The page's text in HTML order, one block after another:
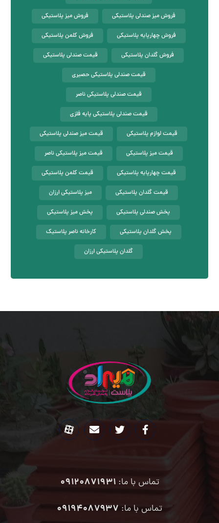
فروش میز صندلی پلاستیکی فروش میز پلاستیکی
فروش چهارپایه پلاستیکی فروش کلمن پلاستیکی
فروش گلدان پلاستیکی قیمت صندلی پلاستیکی
قیمت صندلی پلاستیکی حصیری
قیمت صندلی پلاستیکی ناصر
قیمت صندلی پلاستیکی پایه فلزی
قیمت لوازم پلاستیکی قیمت میز صندلی پلاستیکی
قیمت میز پلاستیکی قیمت میز پلاستیکی ناصر
قیمت چهارپایه پلاستیکی قیمت کلمن پلاستیکی
قیمت گلدان پلاستیکی میز پلاستیکی ارزان
پخش صندلی پلاستیکی پخش میز پلاستیکی
پخش گلدان پلاستیکی کارخانه ناصر پلاستیک
گلدان پلاستیکی ارزان
تماس با ما:09120871931
تماس با ما: ۰۹۱۹۴۰۸۷۹۳۷